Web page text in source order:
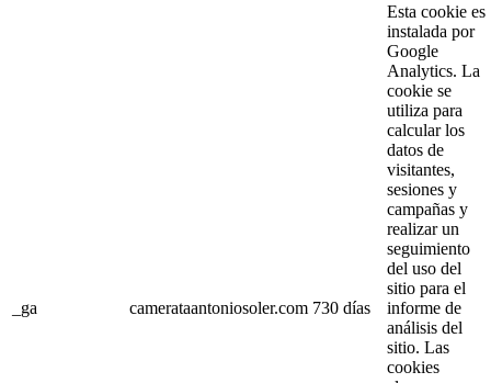
_ga camerataantoniosoler.com 730 días
Esta cookie es
instalada por
Google
Analytics. La
cookie se
utiliza para
calcular los
datos de
visitantes,
sesiones y
campañas y
realizar un
seguimiento
del uso del
sitio para el
informe de
análisis del
sitio. Las
cookies